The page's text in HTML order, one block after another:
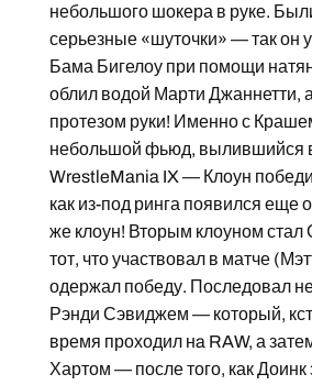
небольшого шокера в руке.
серьезные «шуточки» — так он
Бама Бигелоу при помощи
облил водой Марти Джаннетти,
протезом руки! Именно с
небольшой фьюд, вылившийся
WrestleMania IX — Клоун
как из-под ринга появился еще
же клоун! Вторым клоуном стал
тот, что участвовал в матче
одержал победу. Последовал
Рэнди Сэвиджем — который,
время проходил нa RAW, а
Хартом — после того, как Доинк